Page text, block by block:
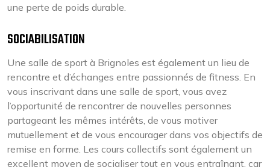
une perte de poids durable.
SOCIABILISATION
Une salle de sport à Brignoles est également un lieu de
rencontre et d’échanges entre passionnés de fitness. En
vous inscrivant dans une salle de sport, vous avez
l’opportunité de rencontrer de nouvelles personnes
partageant les mêmes intérêts, de vous motiver
mutuellement et de vous encourager dans vos objectifs de
remise en forme. Les cours collectifs sont également un
excellent moyen de socialiser tout en vous entraînant, car